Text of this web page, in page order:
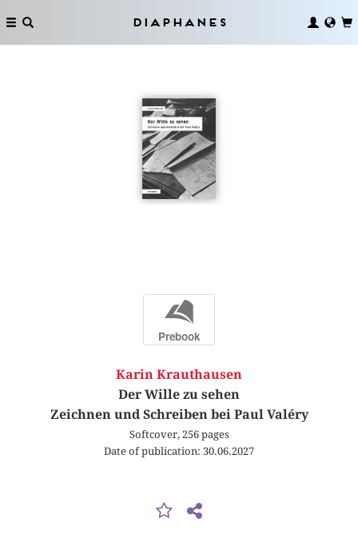
Diaphanes
b
Prebook
Karin Krauthausen
Der Wille zu sehen
Zeichnen und Schreiben bei Paul Valéry
Softcover, 256 pages
Date of publication: 30.06.2027